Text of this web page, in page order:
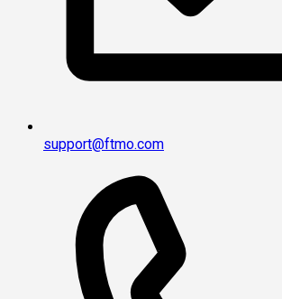
support@ftmo.com